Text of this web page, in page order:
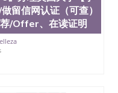
三和大四的学期提
是加州大学系统
圣何塞州立大学
置。 圣何塞州立大
近的旧金山-圣何塞
学生三万人，超过
留信网认证（可查）
/Offer、在读证明